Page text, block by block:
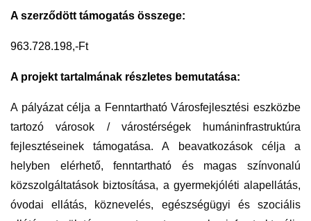
A szerződött támogatás összege:
963.728.198,-Ft
A projekt tartalmának részletes bemutatása:
A pályázat célja a Fenntartható Városfejlesztési eszközbe
tartozó városok / várostérségek humáninfrastruktúra
fejlesztéseinek támogatása. A beavatkozások célja a
helyben elérhető, fenntartható és magas színvonalú
közszolgáltatások biztosítása, a gyermekjóléti alapellátás,
óvodai ellátás, köznevelés, egészségügyi és szociális